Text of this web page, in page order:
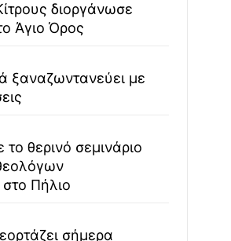
διοργάνωσε
Άγιο Όρος
ξαναζωντανεύει με
θερινό σεμινάριο
Πήλιο
σήμερα